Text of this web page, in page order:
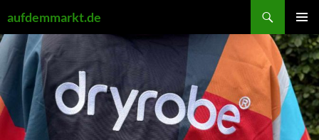
Inhalt
springen
aufdemmarkt.de
MENÜ